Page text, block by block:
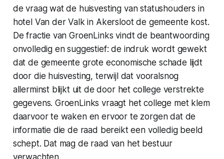
de vraag wat de huisvesting van statushouders in
hotel Van der Valk in Akersloot de gemeente kost.
De fractie van GroenLinks vindt de beantwoording
onvolledig en suggestief: de indruk wordt gewekt
dat de gemeente grote economische schade lijdt
door die huisvesting, terwijl dat vooralsnog
allerminst blijkt uit de door het college verstrekte
gegevens. GroenLinks vraagt het college met klem
daarvoor te waken en ervoor te zorgen dat de
informatie die de raad bereikt een volledig beeld
schept. Dat mag de raad van het bestuur
verwachten.